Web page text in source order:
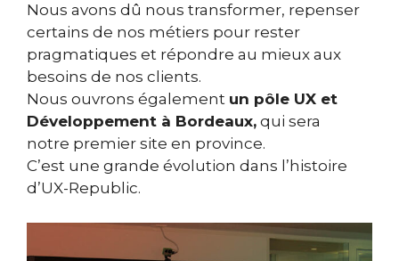
Nous avons dû nous transformer, repenser
certains de nos métiers pour rester
pragmatiques et répondre au mieux aux
besoins de nos clients.
Nous ouvrons également un pôle UX et
Développement à Bordeaux, qui sera
notre premier site en province.
C’est une grande évolution dans l’histoire
d’UX-Republic.